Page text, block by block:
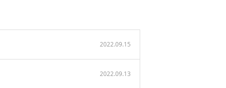
2022.09.15
2022.09.13